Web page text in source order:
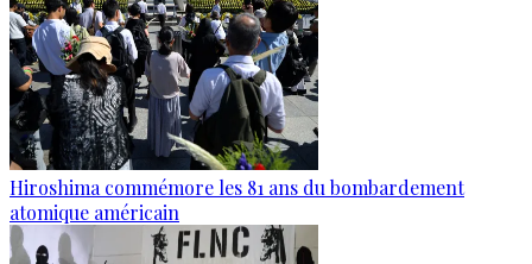
Hiroshima commémore les 81 ans du bombardement
atomique américain